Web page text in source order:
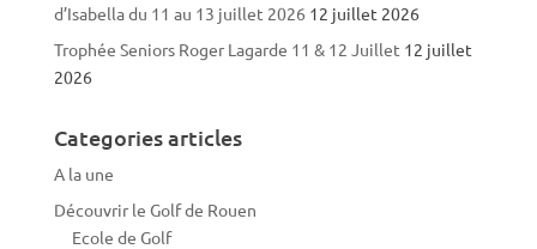
d’Isabella du 11 au 13 juillet 2026 12 juillet 2026
Trophée Seniors Roger Lagarde 11 & 12 Juillet 12 juillet
2026
Categories articles
A la une
Découvrir le Golf de Rouen
Ecole de Golf